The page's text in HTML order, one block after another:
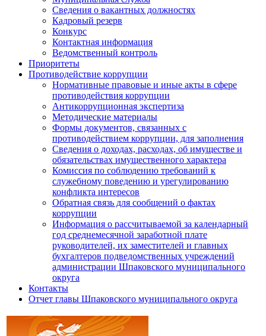
Сведения о вакантных должностях
Кадровый резерв
Конкурс
Контактная информация
Ведомственный контроль
Приоритеты
Противодействие коррупции
Нормативные правовые и иные акты в сфере
противодействия коррупции
Антикоррупционная экспертиза
Методические материалы
Формы документов, связанных с
противодействием коррупции, для заполнения
Сведения о доходах, расходах, об имуществе и
обязательствах имущественного характера
Комиссия по соблюдению требований к
служебному поведению и урегулированию
конфликта интересов
Обратная связь для сообщений о фактах
коррупции
Информация о рассчитываемой за календарный
год среднемесячной заработной плате
руководителей, их заместителей и главных
бухгалтеров подведомственных учреждений
администрации Шпаковского муниципального
округа
Контакты
Отчет главы Шпаковского муниципального округа